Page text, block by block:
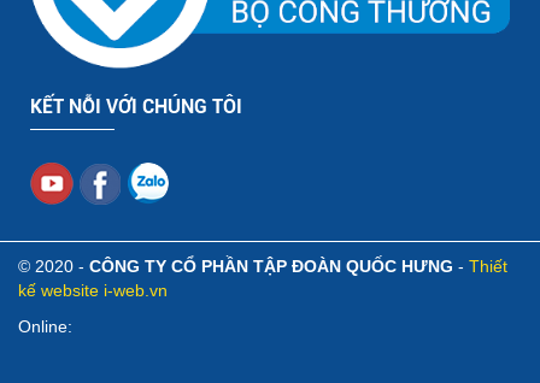
KẾT NỖI VỚI CHÚNG TÔI
© 2020 - CÔNG TY CỔ PHẦN TẬP ĐOÀN QUỐC HƯNG - Thiết
kế website i-web.vn
Online: